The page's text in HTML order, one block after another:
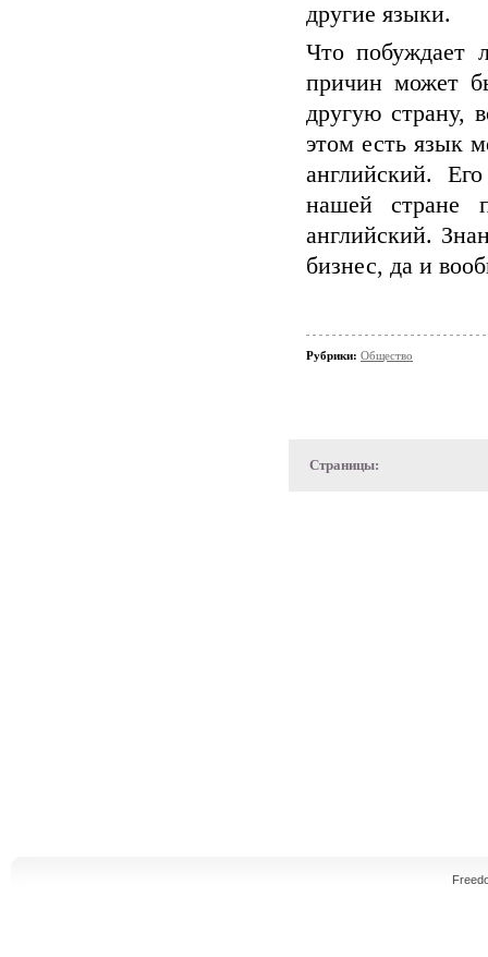
другие языки.
Что побуждает
причин может
другую страну,
этом есть язык
английский.
нашей стране
английский.
бизнес, да и
Рубрики: Общество
Страницы: